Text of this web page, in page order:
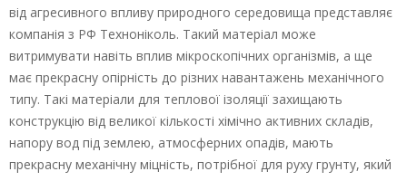
від агресивного впливу природного середовища представляє
компанія з РФ Техноніколь. Такий матеріал може
витримувати навіть вплив мікроскопічних організмів, а ще
має прекрасну опірність до різних навантажень механічного
типу. Такі матеріали для теплової ізоляції захищають
конструкцію від великої кількості хімічно активних складів,
напору вод під землею, атмосферних опадів, мають
прекрасну механічну міцність, потрібної для руху грунту, який